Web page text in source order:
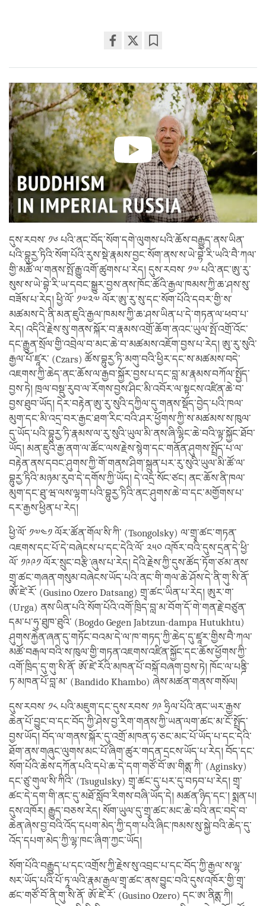
on
facebook
དུས་རབས་ ༡༦ པའི་ནང་བོད་སོག་དགེ་ལུགས་པའི་ཆོས་བརྒྱུད་ནས་ཡིན་
པའི་བྷུརྱ་ཏིའི་སོག་པོའི་རུས་སྡེ་རྣམས་བྱང་སོག་ནས་ས་ཡེ་བྷེ་རི་ཡའི་བཻ་ཀལ་
གྱི་མཚོ་ལ་གནས་སྤོ་རྒྱུ་འགོ་ཚུགས་པ་རེད། དུས་རབས་ ༡༧ པའི་ནང་ཨུ་རུ་
སུས་ས་ཡེ་བྷེ་རི་ཡ་དབང་སྒྱུར་བྱས་ནས་ཁོང་ཚོའི་རྒྱལ་ཁམས་ཀྱི་ཆ་ཤས་སུ་
བཟོས་པ་རེད། ཕྱི་ལོ་ ༡༧༢༧ ལོར་ཨུ་རུ་སུ་དང་སོག་པོའི་དབར་གྱི་ས་
མཚམས་དེ་ནི་མན་ཇུའི་རྒྱལ་ཁམས་ཀྱི་ཆ་ཤས་ཡིན་པ་དེ་གཏན་ལ་ཕབ་པ་
རེད། འདིའི་རྗེས་སུ་གནས་སྐོར་བ་རྣམས་འགྲོ་ཆོག་ནའང་ཡུལ་སྤོ་འགྲོ་འོང་
དང་རྒྱུན་སྲོལ་གྱི་འབྲེལ་བ་མང་ཆེ་བ་མཚམས་འཇོག་བྱས་པ་རེད། ཨུ་རུ་སུའི་
རྒྱལ་པོ་ཛཱར་ (Czars) ཚོས་བྷུརྱ་ཏི་མགུ་བའི་ཕྱིར་དང་ས་མཚམས་བདེ་
འཇགས་ཀྱི་ཆེད་ནང་ཆོས་ལ་རྒྱབ་སྐྱོར་བྱས་པ་དང་བླ་མ་རྣམས་བཀོལ་སྤྱོད་
བྱས་ཏེ། ཁྲལ་བསྡུ་རུབ་ལ་རོགས་བྱས་ཤིང་མི་འབོར་ལ་སྟངས་འཛིན་ཆེ་བ་
བྱས་ཐུབ་ཡོད། དེར་བརྟེན་ཨུ་རུ་སུའི་དཀྱིལ་དུ་གནས་སྡོད་བྱེད་པའི་ཁལ་
མུག་དང་མི་འདྲ་བར་རྒྱང་ཐག་རིང་བའི་ཤར་ཕྱོགས་ཀྱི་ས་མཚམས་ས་ཁུལ་
དུ་ཡོད་པའི་བྷུརྱ་ཏི་རྣམས་ལ་རུ་སུའི་ཡུལ་མི་ནས་ཞི་ལྷིང་ཆེ་བའི་ལྟ་སྐྱོང་ཐོབ་
ཡོད། མན་ཇུའི་རྒྱ་ནག་ལ་ཚོང་ལས་རྗེས་སྙེག་དང་གནོན་ཤུགས་སྤྲོད་པ་ལ་
བརྟེན་ནས་དབང་ཤུགས་ཀྱི་གོ་གནས་ཤིག་སྐྲུན་པར་རུ་སུའི་ཡུལ་མི་ཚོ་ལ་
བྷུརྱ་ཏིའི་མཉམ་རུབ་དེ་དགོས་ཀྱི་ཡོད། དེ་འདྲ་སོང་ཙང། ནང་ཆོས་ནི་ཁལ་
མུག་དང་ཐུ་ཝ་ལས་ལྷག་པའི་བྷུརྱ་ཏིའི་ནང་ཤུགས་ཆེ་བ་དང་མགྱོགས་པ་
དར་རྒྱས་ཕྱིན་པ་རེད།
ཕྱི་ལོ་ ༡༧༤༡ ལོར་ཚོན་གོལ་སི་ཀི་ (Tsongolsky) ལ་གྲྭ་ཚང་གཏན་
འཇགས་དང་པོ་དེ་བཞེངས་པ་དང་དེའི་ལོ་ ༢༥༠ འཁོར་བའི་དུས་དྲན་དེ་ཕྱི་
ལོ་ ༡༩༩༡ ལོར་སྲུང་བརྩི་ཞུས་པ་རེད། དེའི་རྗེས་ཀྱི་དུས་ཚོད་ཏོག་ཙམ་ནས་
གྲྭ་ཚང་གཞན་གསུམ་བཞེངས་ཡོད་པའི་ནང་གི་གལ་ཆེ་ཤོས་དེ་ནི་གུ་སི་ནོ་
ཨོ་ཛེ་རོ་ (Gusino Ozero Datsang) གྲྭ་ཚང་ཡིན་པ་རེད། ཨུར་ག་
(Urga) ནས་ཡིན་པའི་སོག་པོའི་འགོ་ཁྲིད་བླ་མ་བོག་དོ་གེ་གན་རྗེ་བཙུན་
དམ་པ་ཧུ་ཐུཁ་ཐུའི་ (Bogdo Gegen Jabtzun-dampa Hutukhtu)
ཤུགས་རྐྱེན་ཞན་དུ་གཏོང་བའམ་དེ་ལ་ཁ་གཏད་ཀྱི་ཆེད་དུ་ཛཱར་གྱིས་བཻ་ཀལ་
མཚོ་བརྒལ་བའི་ས་ཁུལ་གྱི་གཏན་འཇགས་འཛིན་སྐྱོང་དང་ཆོས་ཕྱོགས་ཀྱི་
འགོ་ཁྲིད་དུ་གུ་སི་ནོ་ ཨོ་ཛེ་རོའི་མཁན་པོ་བསྐོ་བཞག་བྱས་ཏེ། ཁོང་ལ་པནྜི་
ཏ་མཁན་པོ་བླ་མ་ (Bandido Khambo) ཞེས་མཚན་གནས་གསོལ།
དུས་རབས་ ༡༨ པའི་མཇུག་དང་དུས་རབས་ ༡༩ ཧྲིལ་པོའི་ནང་ཡར་རྒྱས་
ཆེན་པོ་བྱུང་བ་དང་བོད་ཀྱི་ཤེས་བྱ་རིག་གནས་ཀྱི་ཡན་ལག་ཚང་མ་ངོ་སྤྲོད་
བྱས་ཡོད། བོད་ལ་གནས་སྐོར་དུ་འགྲོ་མཁན་ཧ་ཅང་མང་པོ་ཡོད་པ་དང་དེའི་
ཐོག་ནས་གཞུང་ལུགས་མང་པོ་ཞིག་ཚུར་གདན་དྲངས་ཡོད་པ་རེད། བོད་དང་
སོག་པོའི་ཆེས་དཀོན་པའི་དཔེ་ཆ་དེ་དག་གཙོ་བོ་ཨ་གིནྶ་ཀི་ (Aginsky)
དང་ཙུ་གུལ་སི་ཀིའི་ (Tsugulsky) གྲྭ་ཚང་དུ་པར་དུ་བཏབ་པ་རེད། གྲྭ་
ཚང་དེ་དག་གི་ནང་དུ་མཐོ་སློབ་རིགས་བཞི་ཡོད་དེ། མཚན་ཉིད་དང་། སྨན་པ།
དུས་འཁོར། རྒྱུད་བཅས་རེད། སོག་ཡུལ་དུ་གྲྭ་ཚང་མང་ཆེ་བའི་ནང་བདེ་བ་
ཆེན་ཞེས་བྱ་བའི་འོད་དཔག་མེད་ཀྱི་དག་པའི་ཞིང་ཁམས་སུ་སྐྱེ་བའི་ཆེད་དུ་
འོད་དཔག་མེད་ཀྱི་ལྷ་ཁང་ཞིག་ཀྱང་ཡོད།
སོག་པོའི་བརྒྱུད་པ་དང་འགྲོས་ཀྱི་རྗེས་སུ་འབྲང་པ་དང་བོད་ཀྱི་རྒྱལ་ས་ལྷ་
སར་ཡོད་པའི་པོ་ཏཱ་ལའི་རྣམ་རྒྱལ་གྲྭ་ཚང་ནས་བྱུང་བའི་དུས་འཁོར་གྱི་གྲྭ་
ཚང་གཙོ་བོ་ནི་གུ་སི་ནོ་ ཨོ་ཛེ་རོ་ (Gusino Ozero) དང་ཨ་ནིནྶ་ཀི།